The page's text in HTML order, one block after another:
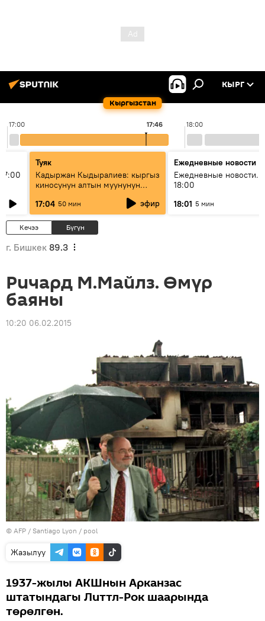
Кыргызстан
КЫРГ
17:00 18:00
17:46
Туяк
Кадыржан Кыдыралиев: кыргыз
киносунун алтын муунунун
17:04 50 мин эфир
Ежедневные новости
Ежедневные новости.
18:00
18:01 5 мин
Кечээ Бүгүн
г. Бишкек 89.3
Ричард М.Майлз. Өмүр
баяны
10:20 06.02.2015
© AFP / Santiago Lyon / pool
Жазылуу
1937-жылы АКШнын Арканзас
штатындагы Литтл-Рок шаарында
төрөлгөн.